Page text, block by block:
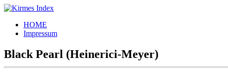
Zum
springen
Kirmes
Index
Tourpläne
der
letzten
Jahre
HOME
Impressum
Black Pearl (Heinerici-Meyer)